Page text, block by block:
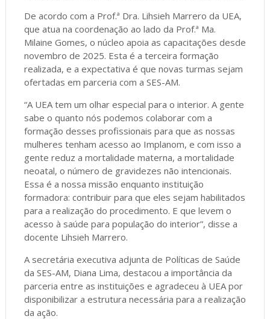
De acordo com a Prof.ª Dra. Lihsieh Marrero da UEA,
que atua na coordenação ao lado da Prof.ª Ma.
Milaine Gomes, o núcleo apoia as capacitações desde
novembro de 2025. Esta é a terceira formação
realizada, e a expectativa é que novas turmas sejam
ofertadas em parceria com a SES-AM.
“A UEA tem um olhar especial para o interior. A gente
sabe o quanto nós podemos colaborar com a
formação desses profissionais para que as nossas
mulheres tenham acesso ao Implanom, e com isso a
gente reduz a mortalidade materna, a mortalidade
neoatal, o número de gravidezes não intencionais.
Essa é a nossa missão enquanto instituição
formadora: contribuir para que eles sejam habilitados
para a realização do procedimento. E que levem o
acesso à saúde para população do interior”, disse a
docente Lihsieh Marrero.
A secretária executiva adjunta de Políticas de Saúde
da SES-AM, Diana Lima, destacou a importância da
parceria entre as instituições e agradeceu à UEA por
disponibilizar a estrutura necessária para a realização
da ação.